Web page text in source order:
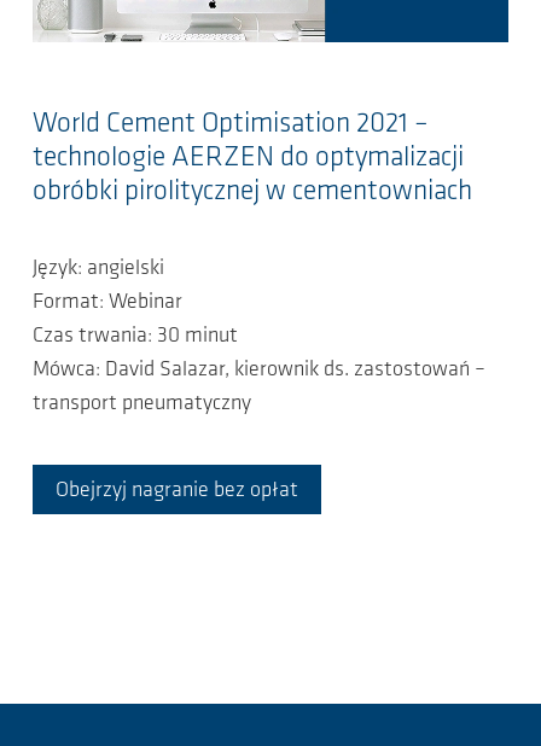
World Cement Optimisation 2021 –
technologie AERZEN do optymalizacji
obróbki pirolitycznej w cementowniach
Język: angielski
Format: Webinar
Czas trwania: 30 minut
Mówca: David Salazar, kierownik ds. zastostowań –
transport pneumatyczny
Obejrzyj nagranie bez opłat